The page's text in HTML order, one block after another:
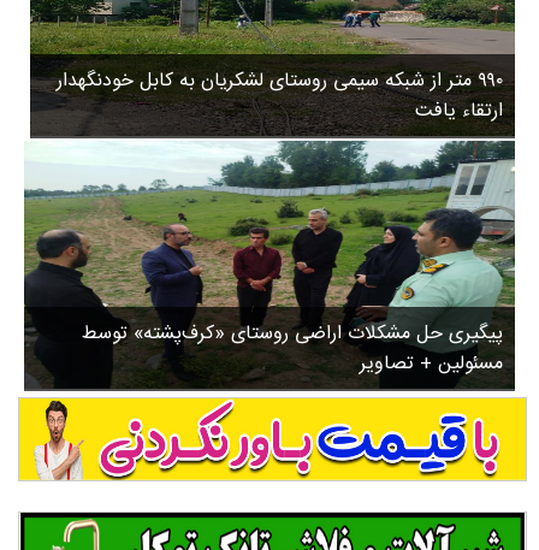
روستاها
ورزشی
سیاسی
چندرسانه ای
مسیر گردشگری دیلمان
درباره ما
۹۹۰ متر از شبکه سیمی روستای لشکریان به کابل خودنگهدار
ارتقاء یافت
پیگیری حل مشکلات اراضی روستای «کرف‌پشته» توسط
مسئولین + تصاویر
۳
۵
۸
ب
ا
ز
ن
ش
س
ت
ش
د
.